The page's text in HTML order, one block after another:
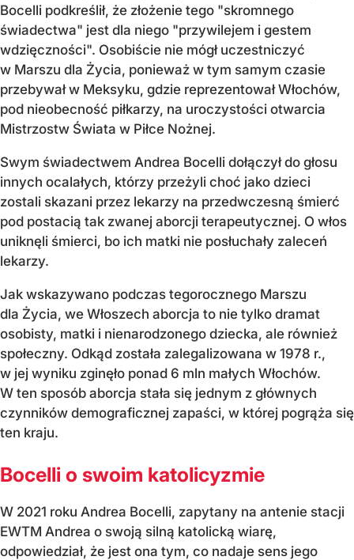
Bocelli podkreślił, że złożenie tego "skromnego
świadectwa" jest dla niego "przywilejem i gestem
wdzięczności". Osobiście nie mógł uczestniczyć
w Marszu dla Życia, ponieważ w tym samym czasie
przebywał w Meksyku, gdzie reprezentował Włochów,
pod nieobecność piłkarzy, na uroczystości otwarcia
Mistrzostw Świata w Piłce Nożnej.
Swym świadectwem Andrea Bocelli dołączył do głosu
innych ocalałych, którzy przeżyli choć jako dzieci
zostali skazani przez lekarzy na przedwczesną śmierć
pod postacią tak zwanej aborcji terapeutycznej. O włos
uniknęli śmierci, bo ich matki nie posłuchały zaleceń
lekarzy.
Jak wskazywano podczas tegorocznego Marszu
dla Życia, we Włoszech aborcja to nie tylko dramat
osobisty, matki i nienarodzonego dziecka, ale również
społeczny. Odkąd została zalegalizowana w 1978 r.,
w jej wyniku zginęło ponad 6 mln małych Włochów.
W ten sposób aborcja stała się jednym z głównych
czynników demograficznej zapaści, w której pogrąża się
ten kraju.
Bocelli o swoim katolicyzmie
W 2021 roku Andrea Bocelli, zapytany na antenie stacji
EWTM Andrea o swoją silną katolicką wiarę,
odpowiedział, że jest ona tym, co nadaje sens jego